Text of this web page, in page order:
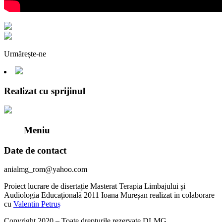
Urmărește-ne
Realizat cu sprijinul
Meniu
Date de contact
anialmg_rom@yahoo.com
Proiect lucrare de disertație Masterat Terapia Limbajului și
Audiologia Educațională 2011 Ioana Mureșan realizat in colaborare
cu Valentin Petruș